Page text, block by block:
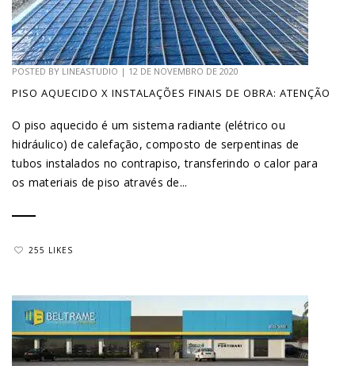
POSTED BY LINEASTUDIO | 12 DE NOVEMBRO DE 2020
PISO AQUECIDO X INSTALAÇÕES FINAIS DE OBRA: ATENÇÃO
O piso aquecido é um sistema radiante (elétrico ou
hidráulico) de calefação, composto de serpentinas de
tubos instalados no contrapiso, transferindo o calor para
os materiais de piso através de...
255 LIKES